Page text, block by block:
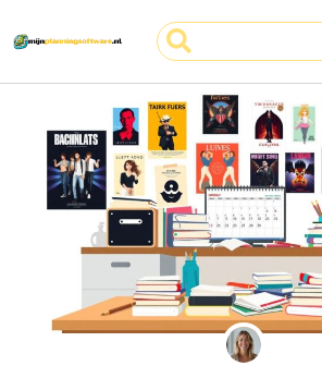
naar
inhoud
Search
...